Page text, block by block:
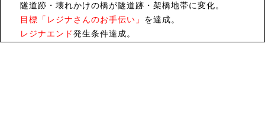
隧道跡・壊れかけの橋が隧道跡・架橋地帯に変化。
目標「レジナさんのお手伝い」 を達成。
レジナエンド発生条件達成。